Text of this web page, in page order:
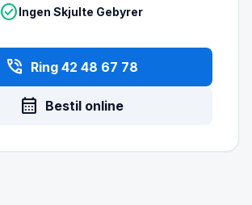
check_circleIngen Skjulte Gebyrer
phone_in_talk Ring 42 48 67 78
calendar_month Bestil online